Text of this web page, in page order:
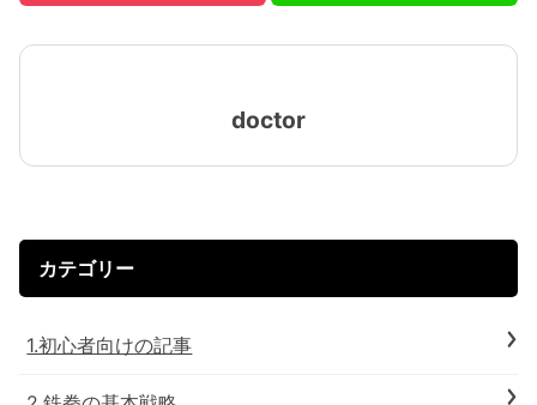
doctor
カテゴリー
1.初心者向けの記事